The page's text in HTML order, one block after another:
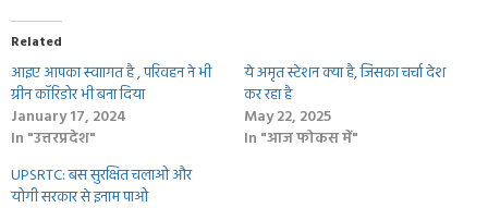
Related
आइए आपका स्‍वाागत है , परिवहन ने भी
ग्रीन कॉरिडोर भी बना दिया
January 17, 2024
In "उत्तरप्रदेश"
ये अमृत स्टेशन क्‍या है, जिसका चर्चा देश
कर रहा है
May 22, 2025
In "आज फोकस में"
UPSRTC: बस सुरक्षित चलाओ और
योगी सरकार से इनाम पाओ